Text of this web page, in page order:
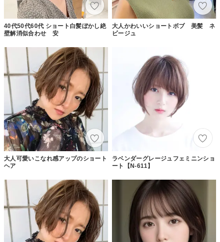
40代50代60代 ショート白髪ぼかし絶
壁解消似合わせ 安
大人かわいいショートボブ 美髪 ネ
ビージュ
大人可愛いこなれ感アップのショート
ヘア
ラベンダーグレージュフェミニンショ
ート【N-611】